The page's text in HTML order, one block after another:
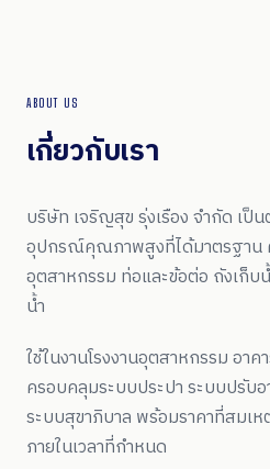
ABOUT US
เกี่ยวกับเรา
บริษัท เจริญสุข รุ่งเรือง จำกัด เป็
อุปกรณ์คุณภาพสูงที่ได้มาตรฐาน
อุตสาหกรรม ท่อและข้อต่อ ถังเก็บ
น้ำ
ใช้ในงานโรงงานอุตสาหกรรม อา
ครอบคลุมระบบประปา ระบบปรับ
ระบบสุขาภิบาล พร้อมราคาที่สมเ
ภายในเวลาที่กำหนด